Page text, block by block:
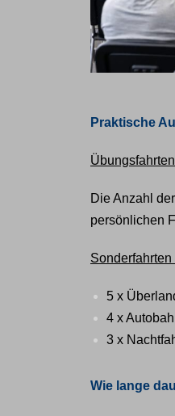
Praktische
Übungsfahrten
Die Anzahl
persönlichen
5 x
4 x
3 x
Wie lange